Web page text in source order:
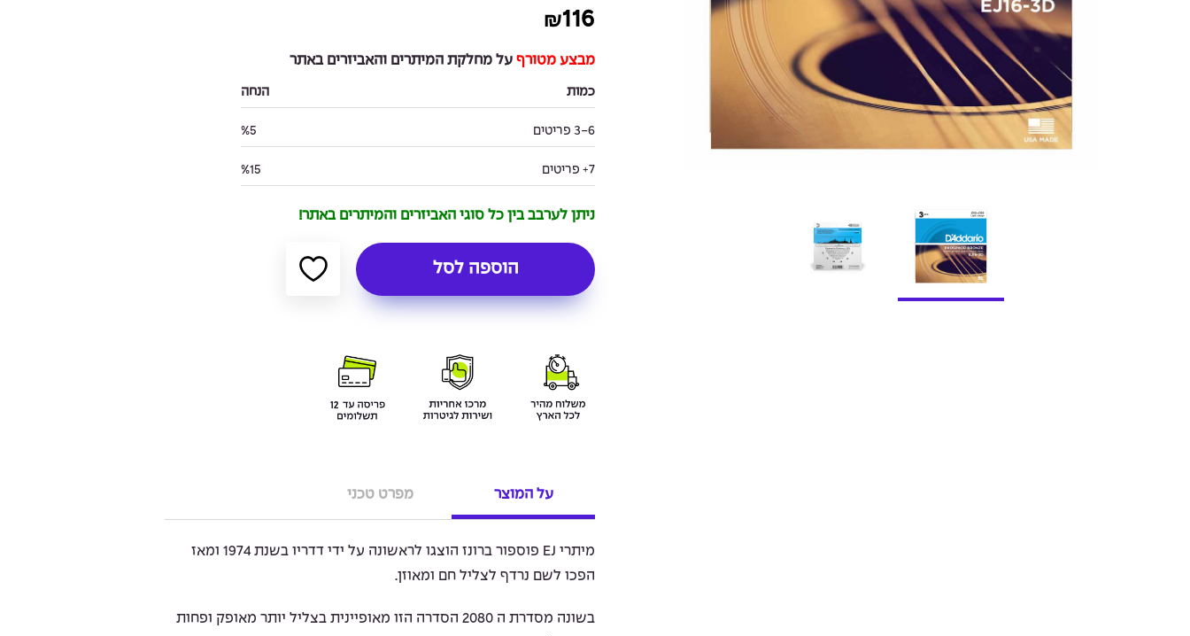
₪116
מבצע מטורף על מחלקת המיתרים והאביזרים באתר
כמות הנחה
3-6 פריטים %5
7+ פריטים %15
ניתן לערבב בין כל סוגי האביזרים והמיתרים באתר!
הוספה לסל
על המוצר מפרט טכני
מיתרי EJ פוספור ברונז הוצגו לראשונה על ידי דדריו בשנת 1974 ומאז
הפכו לשם נרדף לצליל חם ומאוזן.
בשונה מסדרת ה 2080 הסדרה הזו מאופיינית בצליל יותר מאופק ופחות